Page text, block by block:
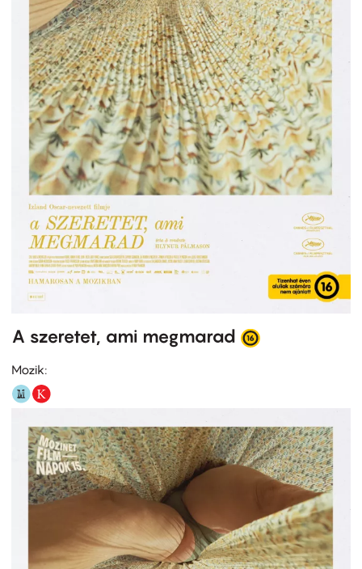
A szeretet, ami megmarad
Mozik: